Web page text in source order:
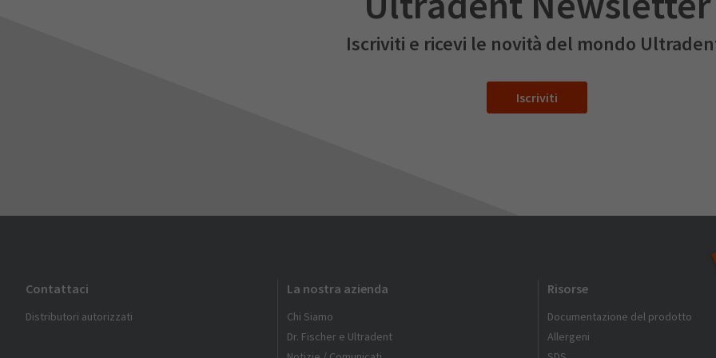
Iscriviti e ricevi le novità del mondo
Iscriviti
Contattaci
Distributori autorizzati
La nostra azienda
Chi Siamo
Dr. Fischer e Ultradent
Risorse
Documentazione del prodotto
Allergeni